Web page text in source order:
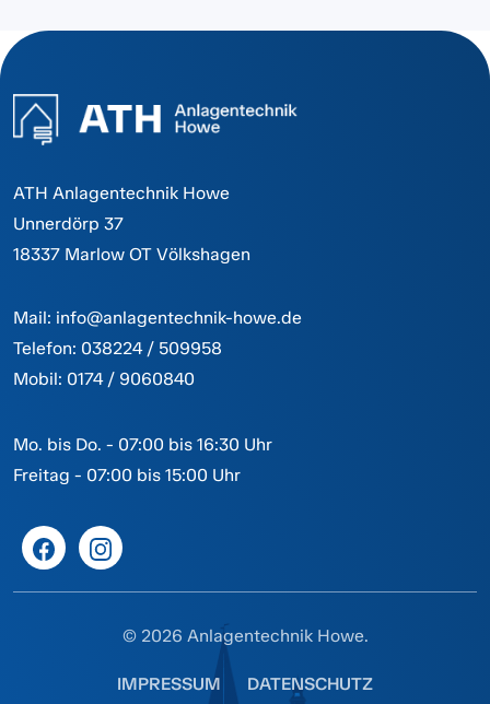
ATH Anlagentechnik Howe
Unnerdörp 37
18337 Marlow OT Völkshagen
Mail: info@anlagentechnik-howe.de
Telefon: 038224 / 509958
Mobil: 0174 / 9060840
Mo. bis Do. - 07:00 bis 16:30 Uhr
Freitag - 07:00 bis 15:00 Uhr
© 2026 Anlagentechnik Howe.
IMPRESSUM DATENSCHUTZ